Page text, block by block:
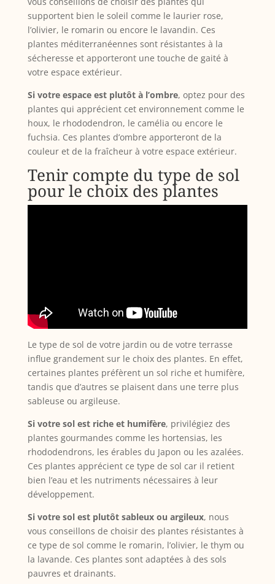
supportent bien le soleil comme le laurier rose,
l’olivier, le romarin ou encore le lavandin. Ces
plantes méditerranéennes sont résistantes à la
sécheresse et apporteront une touche de gaité à
votre espace extérieur.
Si votre espace est plutôt à l’ombre, optez pour des
plantes qui apprécient cet environnement comme le
houx, le rhododendron, le camélia ou encore le
fuchsia. Ces plantes d’ombre apporteront de la
couleur et de la fraîcheur à votre espace extérieur.
Tenir compte du type de sol
pour le choix des plantes
Le type de sol de votre jardin ou de votre terrasse
influe grandement sur le choix des plantes. En effet,
certaines plantes préfèrent un sol riche et humifère,
tandis que d’autres se plaisent dans une terre plus
sableuse ou argileuse.
Si votre sol est riche et humifère, privilégiez des
plantes gourmandes comme les hortensias, les
rhododendrons, les érables du Japon ou les azalées.
Ces plantes apprécient ce type de sol car il retient
bien l’eau et les nutriments nécessaires à leur
développement.
Si votre sol est plutôt sableux ou argileux, nous
vous conseillons de choisir des plantes résistantes à
ce type de sol comme le romarin, l’olivier, le thym ou
la lavande. Ces plantes sont adaptées à des sols
pauvres et drainants.